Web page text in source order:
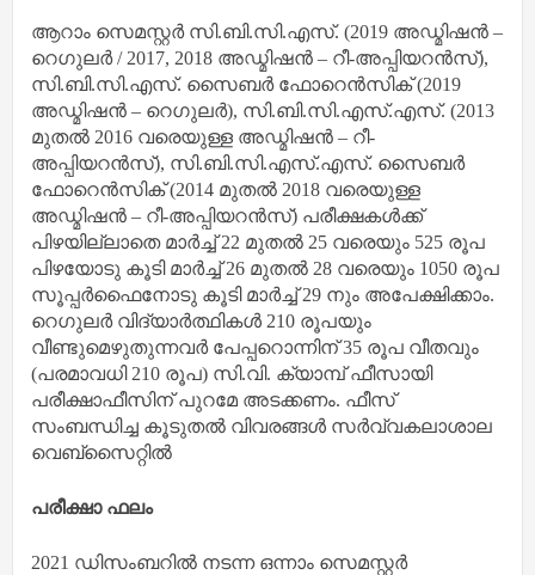
ആറാം സെമസ്റ്റർ സി.ബി.സി.എസ്. (2019 അഡ്മിഷൻ –
റെഗുലർ / 2017, 2018 അഡ്മിഷൻ – റീ-അപ്പിയറൻസ്),
സി.ബി.സി.എസ്. സൈബർ ഫോറെൻസിക് (2019
അഡ്മിഷൻ – റെഗുലർ), സി.ബി.സി.എസ്.എസ്. (2013
മുതൽ 2016 വരെയുള്ള അഡ്മിഷൻ – റീ-
അപ്പിയറൻസ്), സി.ബി.സി.എസ്.എസ്. സൈബർ
ഫോറെൻസിക് (2014 മുതൽ 2018 വരെയുള്ള
അഡ്മിഷൻ – റീ-അപ്പിയറൻസ്) പരീക്ഷകൾക്ക്
പിഴയില്ലാതെ മാർച്ച് 22 മുതൽ 25 വരെയും 525 രൂപ
പിഴയോടു കൂടി മാർച്ച് 26 മുതൽ 28 വരെയും 1050 രൂപ
സൂപ്പർഫൈനോടു കൂടി മാർച്ച് 29 നും അപേക്ഷിക്കാം.
റെഗുലർ വിദ്യാർത്ഥികൾ 210 രൂപയും
വീണ്ടുമെഴുതുന്നവർ പേപ്പറൊന്നിന് 35 രൂപ വീതവും
(പരമാവധി 210 രൂപ) സി.വി. ക്യാമ്പ് ഫീസായി
പരീക്ഷാഫീസിന് പുറമേ അടക്കണം. ഫീസ്
സംബന്ധിച്ച കൂടുതൽ വിവരങ്ങൾ സർവ്വകലാശാല
വെബ്‌സൈറ്റിൽ
പരീക്ഷാ ഫലം
2021 ഡിസംബറിൽ നടന്ന ഒന്നാം സെമസ്റ്റർ